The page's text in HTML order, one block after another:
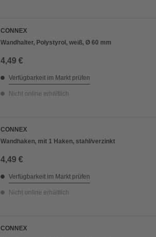
CONNEX
Wandhalter, Polystyrol, weiß, Ø 60 mm
4,49 €
Verfügbarkeit im Markt prüfen
Nicht online erhältlich
CONNEX
Wandhaken, mit 1 Haken, stahl/verzinkt
4,49 €
Verfügbarkeit im Markt prüfen
Nicht online erhältlich
CONNEX